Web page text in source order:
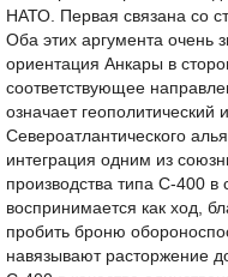
НАТО. Первая связана со
Оба этих аргумента очень
ориентация Анкары в
соответствующее
означает геополитический
Североатлантического
интеграция одним из
производства типа С-400
воспринимается как ход,
пробить броню
навязывают расторжение